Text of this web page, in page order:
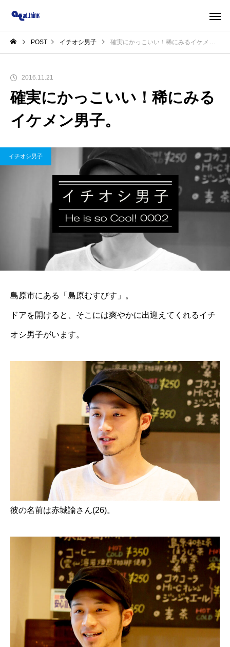
POST イチオシ男子 確実にかっこいい！稀にみるイケメン男子。
2016.11.21
確実にかっこいい！稀にみる
イケメン男子。
イチオシ男子
島原市にある「島原むすびす」。
ドアを開けると、そこには爽やかに出迎えてくれるイチ
オシ男子がいます。
彼の名前は赤城諭さん(26)。